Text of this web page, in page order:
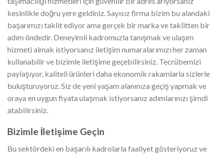
kesinlikle doğru yere geldiniz. Sayısız firma bizim bu alandaki
başarımızı taklit ediyor ama gerçek bir marka ve taklitten bir
adım öndedir. Deneyimli kadromuzla tanışmak ve ulaşım
hizmeti almak istiyorsanız iletişim numaralarımızı her zaman
kullanabilir ve bizimle iletişime geçebilirsiniz. Tecrübemizi
paylaşıyor, kaliteli ürünleri daha ekonomik rakamlarla sizlerle
buluşturuyoruz. Siz de yeni yaşam alanınıza geçiş yapmak ve
oraya en uygun fiyata ulaşmak istiyorsanız adımlarınızı şimdi
atabilirsiniz.
Bizimle İletişime Geçin
Bu sektördeki en başarılı kadrolarla faaliyet gösteriyoruz ve